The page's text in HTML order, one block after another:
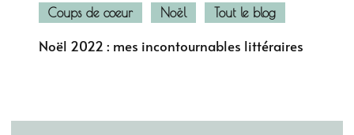
Coups de coeur Noël Tout le blog
Noël 2022 : mes incontournables littéraires